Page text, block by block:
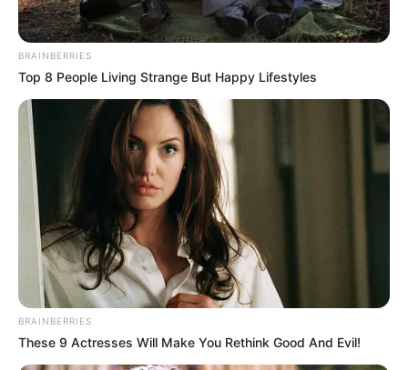
BRAINBERRIES
Top 8 People Living Strange But Happy Lifestyles
BRAINBERRIES
These 9 Actresses Will Make You Rethink Good And Evil!